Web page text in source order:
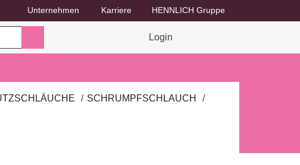
Unternehmen
Dropdown-Menü Unternehmen umschalten
Karriere
Dropdown-Menü Karriere umschalten
HENNLICH Gruppe
Login
SCHRUMPFSCHLAUCH